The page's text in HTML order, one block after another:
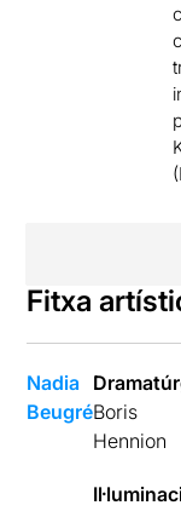
Fitxa
Nadia
BeugréBoris
Hennion